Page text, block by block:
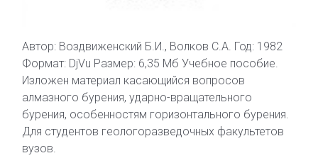
Автор: Воздвиженский Б.И., Волков С.А. Год: 1982
Формат: DjVu Размер: 6,35 Мб Учебное пособие.
Изложен материал касающийся вопросов
алмазного бурения, ударно-вращательного
бурения, особенностям горизонтального бурения.
Для студентов геологоразведочных факультетов
вузов.